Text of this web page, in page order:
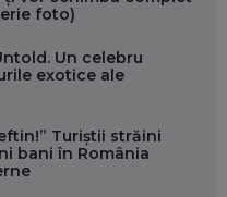
URMĂTORII ANI
AL KULTH: CUM
SĂ ÎȚI DESCHIZI DRUMUL
foto)
Un celebru
exotice ale
Turiștii străini
bani în România